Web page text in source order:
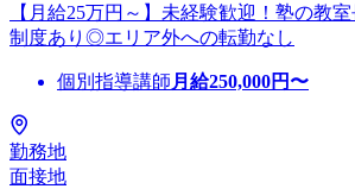
【月給25万円～】未経験歓迎！塾の教
制度あり◎エリア外への転勤なし
個別指導講師 月給250,000円〜
勤務地
面接地